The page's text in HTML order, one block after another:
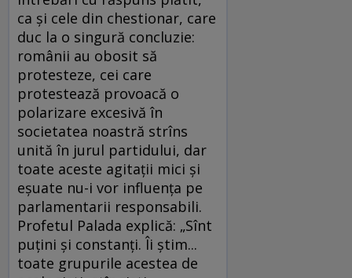
ca şi cele din chestionar, care
duc la o singură concluzie:
românii au obosit să
protesteze, cei care
protestează provoacă o
polarizare excesivă în
societatea noastră strîns
unită în jurul partidului, dar
toate aceste agitaţii mici şi
eşuate nu-i vor influenţa pe
parlamentarii responsabili.
Profetul Palada explică: „Sînt
puţini şi constanţi. Îi ştim...
toate grupurile acestea de